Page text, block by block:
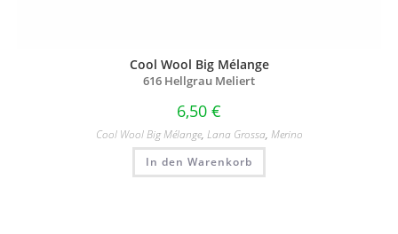
Cool Wool Big Mélange
616 Hellgrau Meliert
6,50 €
Cool Wool Big Mélange, Lana Grossa, Merino
In den Warenkorb